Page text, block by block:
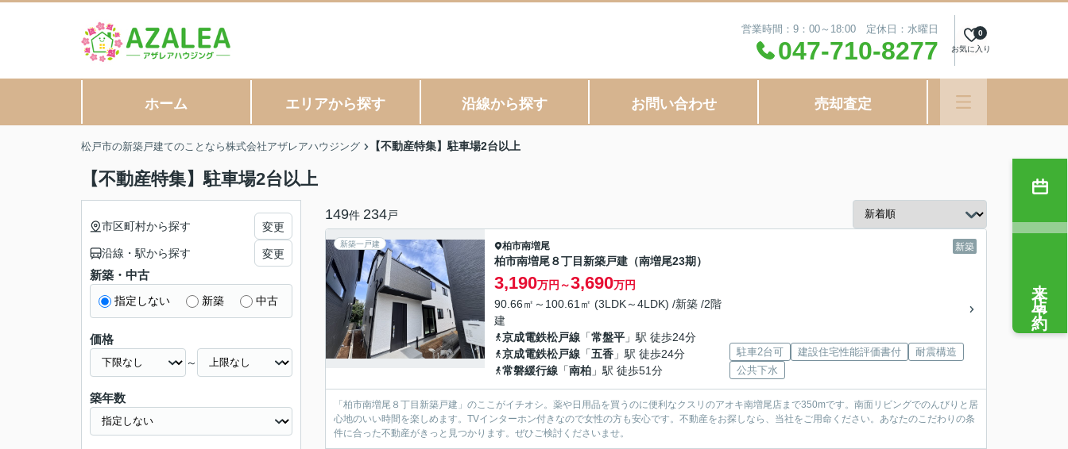
営業時間：9：00～18:00 定休日：水曜日
047-710-8277 お気に入り
0
ホーム エリアから探す 沿線から探す お問い合わせ 売却査定
松戸市の新築戸建てのことなら株式会社アザレアハウジング 【不動産特集】駐車場2台以上
【不動産特集】駐車場2台以上
149件 234戸
新築一戸建 新築
柏市南増尾
柏市南増尾８丁目新築戸建（南増尾23期）
3,190万円～3,690万円
90.66㎡～100.61㎡ (3LDK～4LDK) /新築 /2階
建
京成電鉄松戸線 「常盤平 」駅 徒歩24分
京成電鉄松戸線 「五香 」駅 徒歩24分
常磐緩行線 「南柏 」駅 徒歩51分
駐車2台可 建設住宅性能評価書付
耐震構造
公共下水
「柏市南増尾８丁目新築戸建」のここがイチオシ。薬や日用品を買うのに便利なクスリのアオキ南増尾店まで350mです。南面リビングでのんびりと居
心地のいい時間を楽しめます。TVインターホン付きなので女性の方も安心です。不動産をお探しなら、当社をご用命ください。あなたのこだわりの条
件に合った不動産がきっと見つかります。ぜひご検討くださいませ。
市区町村から探す 変更
沿線・駅から探す 変更
新築・中古
指定しない 新築 中古
価格
～
築年数
来店予約